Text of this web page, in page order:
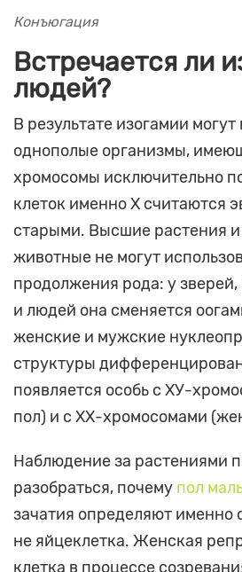
Конъюгация
Встречается ли
людей?
В результате изогамии могут
однополые организмы,
хромосомы исключительно
клеток именно Х считаются
старыми. Высшие растения
животные не могут
продолжения рода: у
и людей она сменяется
женские и мужские
структуры
появляется особь с ХУ-
пол) и с ХХ-хромосомами
Наблюдение за растениями
разобраться, почему пол
зачатия определяют именно
не яйцеклетка. Женская
клетка в процессе